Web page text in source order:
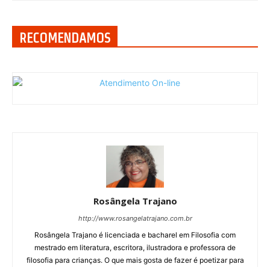
RECOMENDAMOS
Rosângela Trajano
http://www.rosangelatrajano.com.br
Rosângela Trajano é licenciada e bacharel em Filosofia com
mestrado em literatura, escritora, ilustradora e professora de
filosofia para crianças. O que mais gosta de fazer é poetizar para